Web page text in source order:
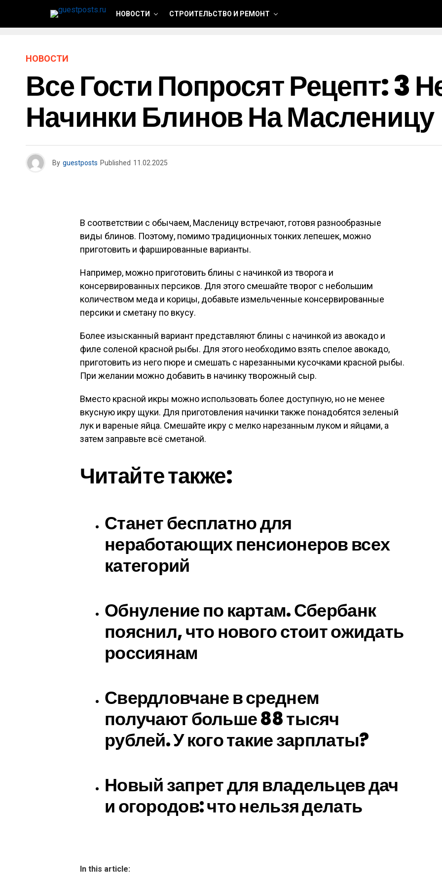
НОВОСТИ СТРОИТЕЛЬСТВО И РЕМОНТ
НОВОСТИ
Все Гости Попросят Рецепт: 3
Начинки Блинов На Масленицу
By guestposts Published 11.02.2025
В соответствии с обычаем, Масленицу встречают, готовя разнообразные
виды блинов. Поэтому, помимо традиционных тонких лепешек, можно
приготовить и фаршированные варианты.
Например, можно приготовить блины с начинкой из творога и
консервированных персиков. Для этого смешайте творог с небольшим
количеством меда и корицы, добавьте измельченные консервированные
персики и сметану по вкусу.
Более изысканный вариант представляют блины с начинкой из авокадо и
филе соленой красной рыбы. Для этого необходимо взять спелое авокадо,
приготовить из него пюре и смешать с нарезанными кусочками красной рыбы.
При желании можно добавить в начинку творожный сыр.
Вместо красной икры можно использовать более доступную, но не менее
вкусную икру щуки. Для приготовления начинки также понадобятся зеленый
лук и вареные яйца. Смешайте икру с мелко нарезанным луком и яйцами, а
затем заправьте всё сметаной.
Читайте также:
Станет бесплатно для
неработающих пенсионеров всех
категорий
Обнуление по картам. Сбербанк
пояснил, что нового стоит ожидать
россиянам
Свердловчане в среднем
получают больше 88 тысяч
рублей. У кого такие зарплаты?
Новый запрет для владельцев дач
и огородов: что нельзя делать
In this article: